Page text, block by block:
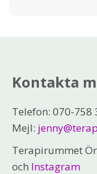
Kontakta
Telefon: 070-758
Mejl:
Terapirummet
och Instagram